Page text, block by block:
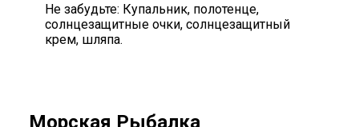
Не забудьте: Купальник, полотенце,
солнцезащитные очки, солнцезащитный
крем, шляпа.
Морская Рыбалка